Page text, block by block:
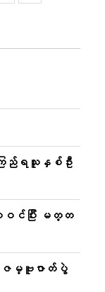
ည်ရသူနှစ်ဦး
ဝင်ပြီး မတ္တ
င်ဇမ္ဗူဇာတ်ပွဲ